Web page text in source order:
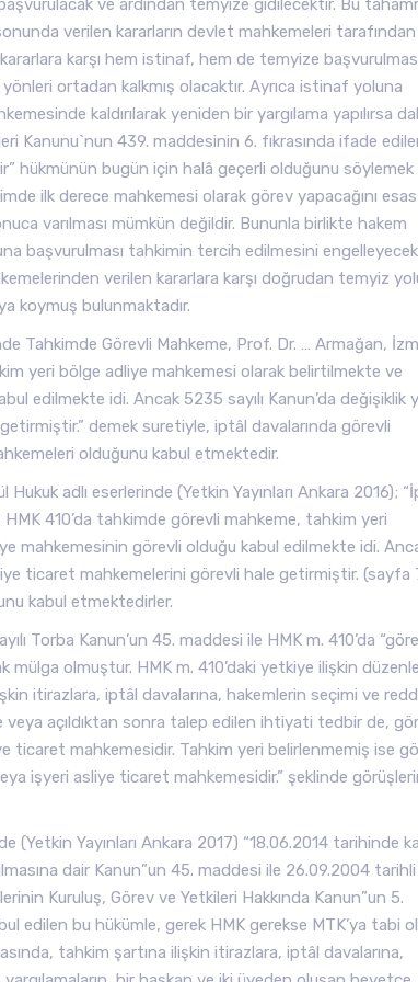
ve ardından temyize gidilecektir. Bu
verilen kararların devlet mahkemeleri tarafından
karşı hem istinaf, hem de temyize
ortadan kalkmış olacaktır. Ayrıca istinaf yoluna
kaldırılarak yeniden bir yargılama yapılırsa
Kanunu`nun 439. maddesinin 6. fıkrasında ifade
hükmünün bugün için halâ geçerli olduğunu söylemek
ilk derece mahkemesi olarak görev yapacağını esas
varılması mümkün değildir. Bununla birlikte hakem
başvurulması tahkimin tercih edilmesini
verilen kararlara karşı doğrudan temyiz
koymuş bulunmaktadır.
Tahkimde Görevli Mahkeme, Prof. Dr. … Armağan,
yeri bölge adliye mahkemesi olarak belirtilmekte ve
edilmekte idi. Ancak 5235 sayılı Kanun’da değişiklik
demek suretiyle, iptâl davalarında görevli
olduğunu kabul etmektedir.
adlı eserlerinde (Yetkin Yayınları Ankara 2016);
410’da tahkimde görevli mahkeme, tahkim yeri
mahkemesinin görevli olduğu kabul edilmekte idi.
ticaret mahkemelerini görevli hale getirmiştir. (sayfa
kabul etmektedirler.
Torba Kanun’un 45. maddesi ile HMK m. 410’da
olmuştur. HMK m. 410’daki yetkiye ilişkin
itirazlara, iptâl davalarına, hakemlerin seçimi ve
veya açıldıktan sonra talep edilen ihtiyati tedbir de,
ticaret mahkemesidir. Tahkim yeri belirlenmemiş ise
işyeri asliye ticaret mahkemesidir.” şeklinde
(Yetkin Yayınları Ankara 2017) “18.06.2014 tarihinde
dair Kanun”un 45. maddesi ile 26.09.2004 tarihli
Kuruluş, Görev ve Yetkileri Hakkında Kanun”un 5.
edilen bu hükümle, gerek HMK gerekse MTK’ya tabi
tahkim şartına ilişkin itirazlara, iptâl davalarına,